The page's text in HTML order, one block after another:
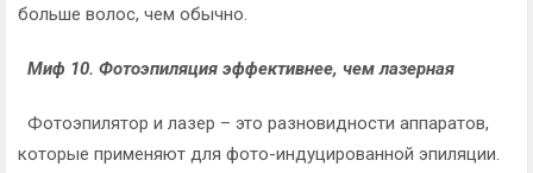
больше волос, чем обычно.
Миф 10. Фотоэпиляция эффективнее, чем лазерная
Фотоэпилятор и лазер – это разновидности аппаратов,
которые применяют для фото-индуцированной эпиляции.